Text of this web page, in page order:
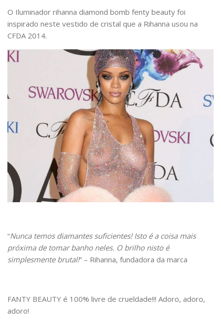
O Iluminador rihanna diamond bomb fenty beauty foi
inspirado neste vestido de cristal que a Rihanna usou na
CFDA 2014.
“Nunca temos diamantes suficientes! Isto é a coisa mais
próxima de tomar banho neles. O brilho nisto é
simplesmente brutal!” – Rihanna, fundadora da marca
FANTY BEAUTY é 100% livre de crueldade!!! Adoro, adoro,
adoro!